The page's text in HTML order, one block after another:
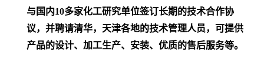
与国内10多家化工研究单位签订长期的技术合作协
议，并聘请清华，天津各地的技术管理人员， 可提供
产品的设计、加工生产、安装、优质的售后服务等。